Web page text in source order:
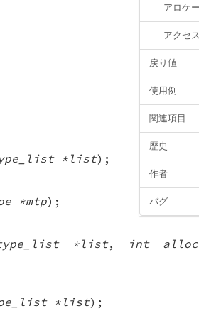
アロケ
アクセ
戻り値
使用例
関連項目
歴史
作者
バグ
*list);
*mtp);
*list, int
*list);